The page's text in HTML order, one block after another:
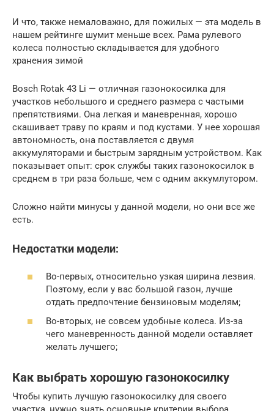
И что, также немаловажно, для пожилых — эта модель в
нашем рейтинге шумит меньше всех. Рама рулевого
колеса полностью складывается для удобного
хранения зимой
Bosch Rotak 43 Li — отличная газонокосилка для
участков небольшого и среднего размера с частыми
препятствиями. Она легкая и маневренная, хорошо
скашивает траву по краям и под кустами. У нее хорошая
автономность, она поставляется с двумя
аккумуляторами и быстрым зарядным устройством. Как
показывает опыт: срок службы таких газонокосилок в
среднем в три раза больше, чем с одним аккумлутором.
Сложно найти минусы у данной модели, но они все же
есть.
Недостатки модели:
Во-первых, относительно узкая ширина лезвия.
Поэтому, если у вас большой газон, лучше
отдать предпочтение бензиновым моделям;
Во-вторых, не совсем удобные колеса. Из-за
чего маневренность данной модели оставляет
желать лучшего;
Как выбрать хорошую газонокосилку
Чтобы купить лучшую газонокосилку для своего